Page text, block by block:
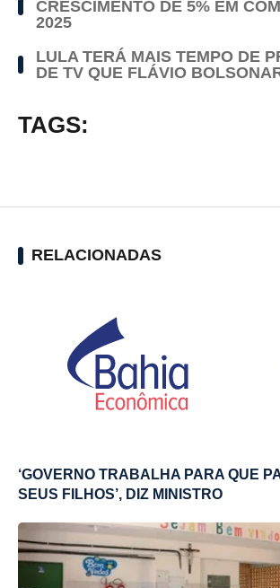
CRESCIMENTO DE 5% EM
2025
LULA TERÁ MAIS TEMPO DE
DE TV QUE FLÁVIO
TAGS:
RELACIONADAS
‘GOVERNO TRABALHA PARA QUE
SEUS FILHOS’, DIZ MINISTRO